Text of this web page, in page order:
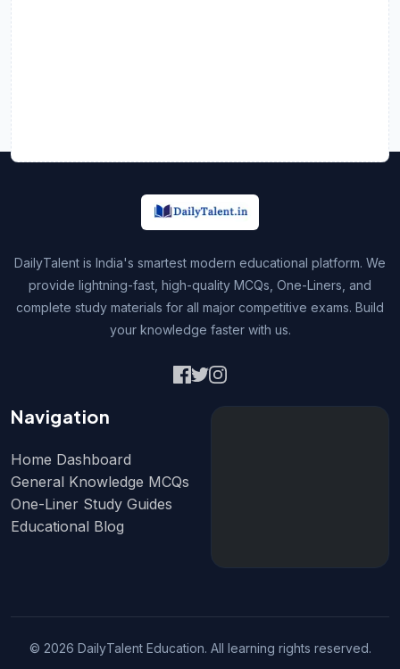
DailyTalent is India's smartest modern educational platform. We
provide lightning-fast, high-quality MCQs, One-Liners, and
complete study materials for all major competitive exams. Build
your knowledge faster with us.
Navigation
Home Dashboard
General Knowledge MCQs
One-Liner Study Guides
Educational Blog
© 2026 DailyTalent Education. All learning rights reserved.